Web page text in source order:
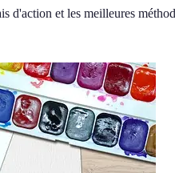
d'action et les meilleures